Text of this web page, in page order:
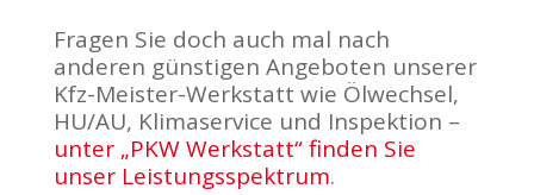
Fragen Sie doch auch mal nach
anderen günstigen Angeboten unserer
Kfz-Meister-Werkstatt wie Ölwechsel,
HU/AU, Klimaservice und Inspektion –
unter „PKW Werkstatt“ finden Sie
unser Leistungsspektrum.